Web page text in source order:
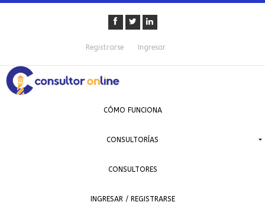
Registrarse Ingresar
CÓMO FUNCIONA
CONSULTORÍAS
CONSULTORES
INGRESAR / REGISTRARSE